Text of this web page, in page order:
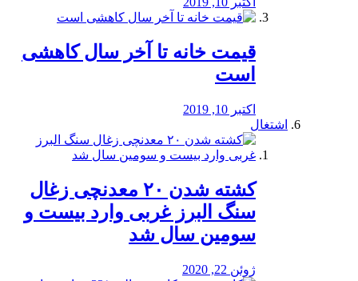
قیمت خانه تا آخر سال کاهشی
است
اکتبر 10, 2019
اشتغال
کشته شدن ۲۰ معدنچی زغال
سنگ البرز غربی وارد بیست و
سومین سال شد
ژوئن 22, 2020